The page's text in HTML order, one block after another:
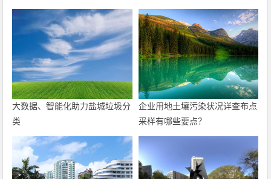
大数据、智能化助力盐城垃圾分
类
企业用地土壤污染状况详查布点
采样有哪些要点？